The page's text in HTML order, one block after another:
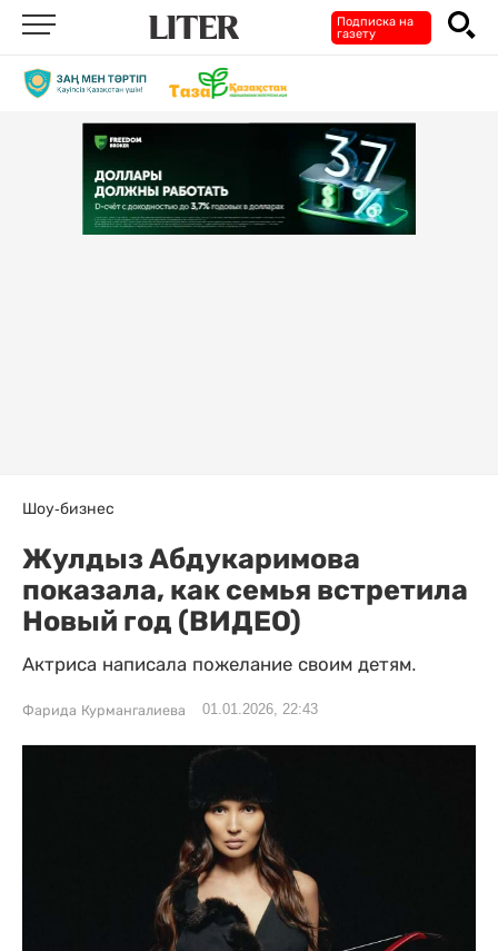
Подписка на
газету
Шоу-бизнес
Жулдыз Абдукаримова
показала, как семья встретила
Новый год (ВИДЕО)
Актриса написала пожелание своим детям.
Фарида Курмангалиева 01.01.2026, 22:43